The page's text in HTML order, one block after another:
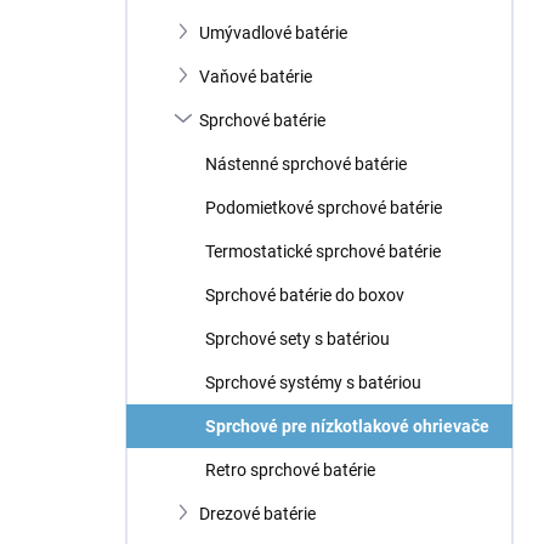
Umývadlové batérie
Vaňové batérie
Sprchové batérie
Nástenné sprchové batérie
Podomietkové sprchové batérie
Termostatické sprchové batérie
Sprchové batérie do boxov
Sprchové sety s batériou
Sprchové systémy s batériou
Sprchové pre nízkotlakové ohrievače
Retro sprchové batérie
Drezové batérie